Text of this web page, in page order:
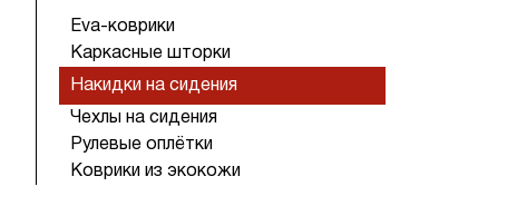
Eva-коврики
Каркасные шторки
Накидки на сидения
Чехлы на сидения
Рулевые оплётки
Коврики из экокожи